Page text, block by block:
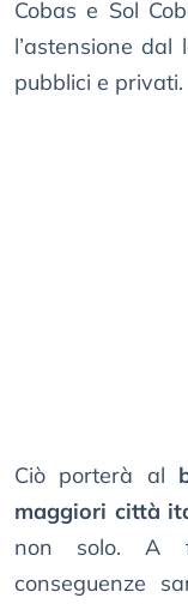
Cobas e Sol
l’astensione
pubblici e privati.
Ciò porterà al
maggiori città
non solo. A
conseguenze